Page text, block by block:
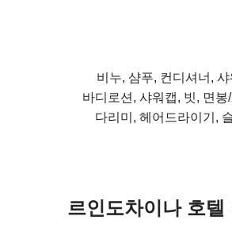
비누, 샴푸, 컨디셔너, 샤
바디로션, 샤워캡, 빗, 면봉
다리미, 헤어드라이기,
르인도차이나 호텔